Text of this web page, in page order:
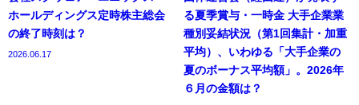
ホールディングス定時株主総会
の終了時刻は？
2026.06.17
る夏季賞与・一時金 大手企業業
種別妥結状況（第1回集計・加重
平均）、いわゆる「大手企業の
夏のボーナス平均額」。2026年
６月の金額は？